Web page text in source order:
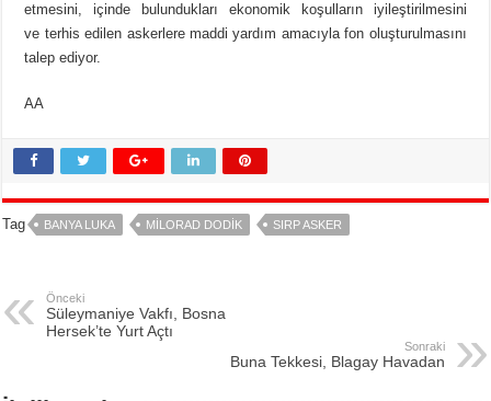
etmesini, içinde bulundukları ekonomik koşulların iyileştirilmesini
ve terhis edilen askerlere maddi yardım amacıyla fon oluşturulmasını
talep ediyor.
AA
Tag BANYA LUKA MILORAD DODIK SIRP ASKER
Önceki
Süleymaniye Vakfı, Bosna
Hersek’te Yurt Açtı
Sonraki
Buna Tekkesi, Blagay Havadan